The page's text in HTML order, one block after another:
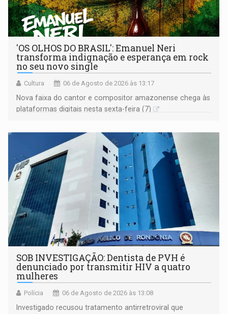
'OS OLHOS DO BRASIL': Emanuel Neri
transforma indignação e esperança em rock
no seu novo single
Cultura 06 de Agosto de 2026 às 13:17
Nova faixa do cantor e compositor amazonense chega às
plataformas digitais nesta sexta-feira (7)
SOB INVESTIGAÇÃO: Dentista de PVH é
denunciado por transmitir HIV a quatro
mulheres
Polícia 06 de Agosto de 2026 às 13:08
Investigado recusou tratamento antirretroviral que